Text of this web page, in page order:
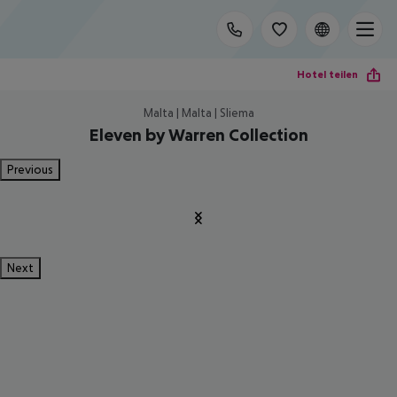
Hotel teilen
Malta | Malta | Sliema
Eleven by Warren Collection
Previous
Next